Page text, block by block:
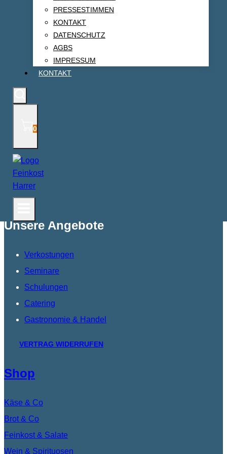
PRESSESTIMMEN
KONTAKT
DATENSCHUTZ
AGBS
IMPRESSUM
KONTAKT
0
Wolf Dieter Harrer
Maitre de Taste Fromage
Hersbrucker Str.36
90480 Nürnberg
Tel.:0911/524022
Fax: 0911/5216305
Mobil:0171/3720667
info@harrer-nuernberg.de
Unsere Angebote
Verkostungen
Seminare
Schulungen
Catering
Gastronomie & Handel
VERTRAG WIDERRUFEN
Shop
Käse & Co
Brot & Co
Feinkost & Salate
Wein & Spirituosen